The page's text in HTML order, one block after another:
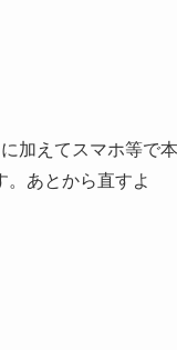
加えてスマホ等で本
。あとから直すよ